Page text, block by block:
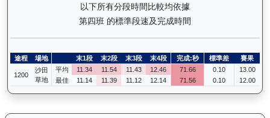
以下所有分段時間比較均依據
第四班 的標準段速及完成時間
途程 場地 末1段 末2段 末3段 末4段 完成:秒 標準差 賽果
1200
沙田
草地
平均 11.34 11.54 11.43 12.46 71.66 0.10
13.00
最佳
11.14 11.39 11.12 12.14 71.56 0.10 12.00